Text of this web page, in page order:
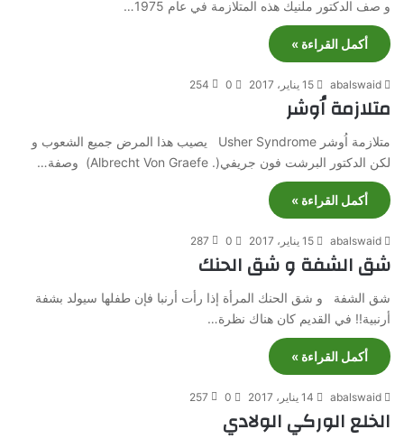
و صف الدكتور ملنيك هذه المتلازمة في عام 1975…
أكمل القراءة »
abalswaid 15 يناير، 2017 0
254
متلازمة اُوشر
متلازمة اُوشر Usher Syndrome يصيب هذا المرض جميع الشعوب و
لكن الدكتور البرشت فون جريفي(. Albrecht Von Graefe) وصفة…
أكمل القراءة »
abalswaid 15 يناير، 2017 0
287
شق الشفة و شق الحنك
شق الشفة و شق الحنك المرأة إذا رأت أرنبا فإن طفلها سيولد بشفة
أرنبية!! في القديم كان هناك نظرة…
أكمل القراءة »
abalswaid 14 يناير، 2017 0
257
الخلع الوركي الولادي